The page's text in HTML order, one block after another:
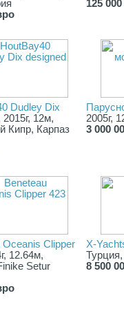
125
Dudley Dix
2015г, 12м,
Кипр, Карпаз
2005г,
3 000
Oceanis Clipper
12.64м,
Setur
X-
8 500